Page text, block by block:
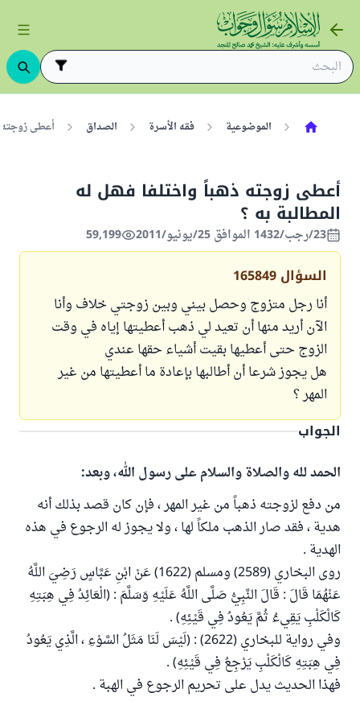
الموضوعية فقه الأسرة الصداق أعطى زوجته
أعطى زوجته ذهباً واختلفا فهل له
المطالبة به ؟
23/رجب/1432 الموافق 25/يونيو/2011 59,199
السؤال 165849
أنا رجل متزوج وحصل بيني وبين زوجتي خلاف وأنا
الآن أريد منها أن تعيد لي ذهب أعطيتها إياه في وقت
الزوج حتى أعطيها بقيت أشياء حقها عندي
هل يجوز شرعا أن أطالبها بإعادة ما أعطيتها من غير
المهر ؟
الجواب
الحمد لله والصلاة والسلام على رسول الله، وبعد:
من دفع لزوجته ذهباً من غير المهر ، فإن كان قصد بذلك أنه
هدية ، فقد صار الذهب ملكاً لها ، ولا يجوز له الرجوع في هذه
الهدية .
روى البخاري (2589) ومسلم (1622) عَنْ ابْنِ عَبَّاسٍ رَضِيَ اللَّهُ
عَنْهُمَا قَالَ : قَالَ النَّبِيُّ صَلَّى اللَّهُ عَلَيْهِ وَسَلَّمَ : (الْعَائِدُ فِي هِبَتِهِ
كَالْكَلْبِ يَقِيءُ ثُمَّ يَعُودُ فِي قَيْئِهِ) .
وفي رواية للبخاري (2622) : (لَيْسَ لَنَا مَثَلُ السَّوْءِ ، الَّذِي يَعُودُ
فِي هِبَتِهِ كَالْكَلْبِ يَرْجِعُ فِي قَيْئِهِ) .
فهذا الحديث يدل على تحريم الرجوع في الهبة .